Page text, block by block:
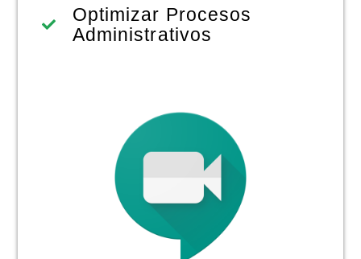
Optimizar Procesos
Administrativos